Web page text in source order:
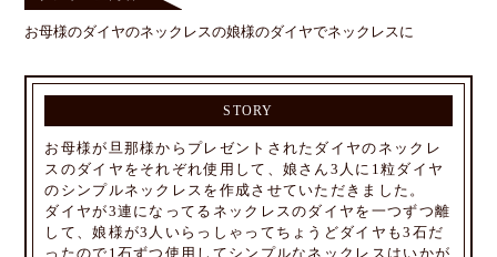
お母様のダイヤのネックレスの娘様のダイヤでネックレスに
STORY
お母様が旦那様からプレゼントされたダイヤのネックレ
スのダイヤをそれぞれ使用して、娘さん3人に1粒ダイヤ
のシンプルネックレスを作成させていただきました。
ダイヤが3連になってるネックレスのダイヤを一つずつ離
して、娘様が3人いらっしゃってちょうどダイヤも3石だ
ったので1石ずつ使用してシンプルなネックレスはいかが